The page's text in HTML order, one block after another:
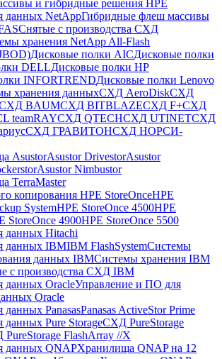
и гибридные решения HPE
данных NetAppГибридные флеш массивы
Снятые с производства СХД
хранения NetApp All-Flash
Дисковые полки AICДисковые полки
DELLДисковые полки HP
INFORTRENDДисковые полки Lenovo
хранения данныхСХД AeroDiskСХД
BAUMСХД BITBLAZEСХД F+СХД
teamRAYСХД QTECHСХД UTINETСХД
СХД ГРАВИТОНСХД НОРСИ-
AsustorAsustor DrivestorAsustor
Asustor Nimbustor
TerraMaster
копирования HPE StoreOnceHPE
SystemHPE StoreOnce 4500HPE
StoreOnce 4900HPE StoreOnce 5500
данных Hitachi
данных IBMIBM FlashSystemСистемы
данных IBMСистемы хранения IBM
с производства СХД IBM
данных OracleУправление и ПО для
Oracle
PanasasPanasas ActiveStor Prime
Pure StorageСХД PureStorage
FlashArray //X
данных QNAPХранилища QNAP на 12